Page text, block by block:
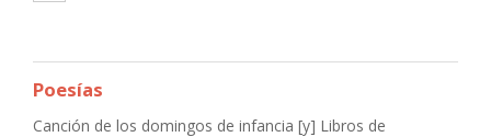
Poesías
Canción de los domingos de infancia [y] Libros de